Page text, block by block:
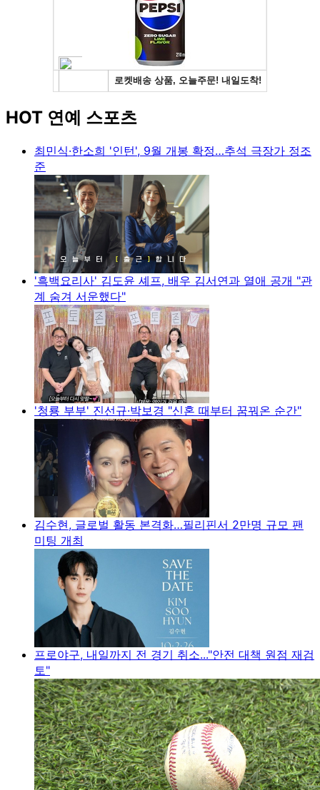
HOT 연예 스포츠
최민식·한소희 '인턴', 9월 개봉 확정…추석 극장가 정조
준
'흑백요리사' 김도윤 셰프, 배우 김서연과 열애 공개 "관
계 숨겨 서운했다"
'청룡 부부' 진선규·박보경 "신혼 때부터 꿈꿔온 순간"
김수현, 글로벌 활동 본격화…필리핀서 2만명 규모 팬
미팅 개최
프로야구, 내일까지 전 경기 취소..."안전 대책 원점 재검
토"